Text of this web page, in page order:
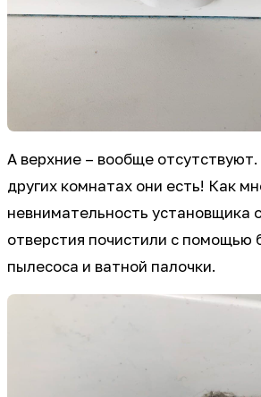
А верхние – вообще отсутствуют.
других комнатах они есть! Как
невнимательность установщика
отверстия почистили с помощью
пылесоса и ватной палочки.